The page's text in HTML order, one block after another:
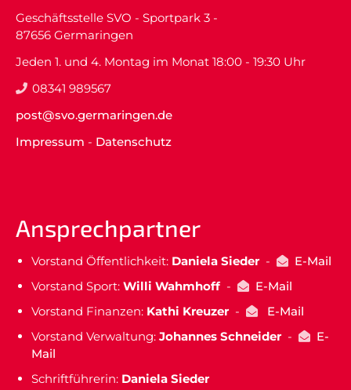
Geschäftsstelle SVO - Sportpark 3 -
87656 Germaringen
Jeden 1. und 4. Montag im Monat 18:00 - 19:30 Uhr
08341 989567
post@svo.germaringen.de
Impressum - Datenschutz
Ansprechpartner
Vorstand Öffentlichkeit: Daniela Sieder-
E-Mail
Vorstand Sport: Willi Wahmhoff-
E-Mail
Vorstand Finanzen: Kathi Kreuzer-
E-Mail
Vorstand Verwaltung: Johannes Schneider -
E-
Mail
Schriftführerin: Daniela Sieder